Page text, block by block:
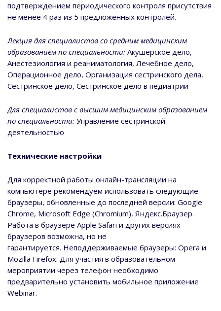
подтверждением периодического контроля присутствия
не менее 4 раз из 5 предложенных контролей.
Лекция для специалистов со средним медицинским
образованием по специальности: Акушерское дело,
Анестезиология и реаниматология, Лечебное дело,
Операционное дело, Организация сестринского дела,
Сестринское дело, Сестринское дело в педиатрии
Для специалистов с высшим медицинским образованием
по специальности: Управление сестринской
деятельностью
Технические настройки
Для корректной работы онлайн-трансляции на
компьютере рекомендуем использовать следующие
браузеры, обновленные до последней версии: Google
Chrome, Microsoft Edge (Chromium), Яндекс.Браузер.
Работа в браузере Apple Safari и других версиях
браузеров возможна, но не
гарантируется. Неподдерживаемые браузеры: Opera и
Mozilla Firefox. Для участия в образовательном
мероприятии через телефон необходимо
предварительно установить мобильное приложение
Webinar.